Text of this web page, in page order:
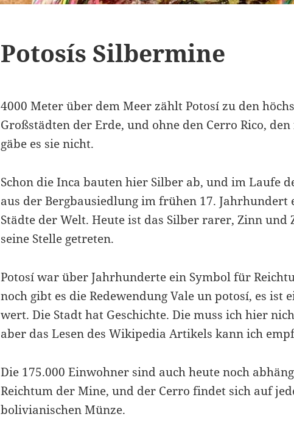
Potosís Silbermine
4000 Meter über dem Meer zählt Potosí zu den
Großstädten der Erde, und ohne den Cerro Rico, den
gäbe es sie nicht.
Schon die Inca bauten hier Silber ab, und im Laufe
aus der Bergbausiedlung im frühen 17. Jahrhundert
Städte der Welt. Heute ist das Silber rarer, Zinn und
seine Stelle getreten.
Potosí war über Jahrhunderte ein Symbol für
noch gibt es die Redewendung Vale un potosí, es ist
wert. Die Stadt hat Geschichte. Die muss ich hier
aber das Lesen des Wikipedia Artikels kann ich
Die 175.000 Einwohner sind auch heute noch
Reichtum der Mine, und der Cerro findet sich auf
bolivianischen Münze.